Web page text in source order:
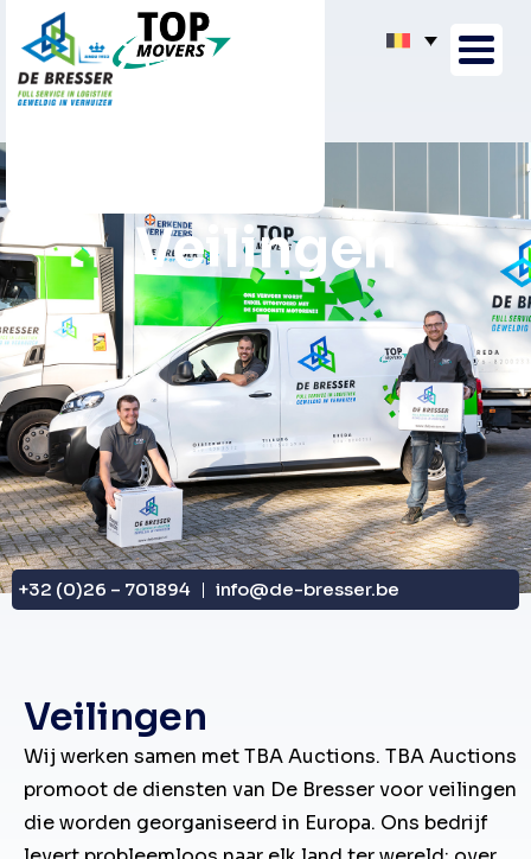
Veilingen
+32 (0)26 – 701894 info@de-bresser.be
Veilingen
Wij werken samen met TBA Auctions. TBA Auctions
promoot de diensten van De Bresser voor veilingen
die worden georganiseerd in Europa. Ons bedrijf